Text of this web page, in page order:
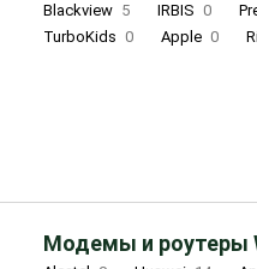
Blackview 5 IRBIS 0
TurboKids 0 Apple 0
Модемы и роутеры